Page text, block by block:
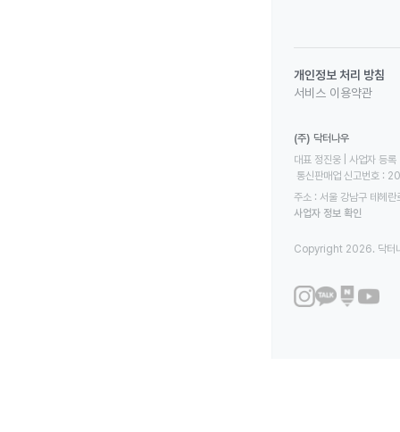
개인정보 처리 방침
서비스 이용약관
(주) 닥터나우
대표 정진웅 | 사업자
통신판매업 신고번호
주소 : 서울 강남구 테헤
사업자 정보 확인
Copyright 2026. 닥터